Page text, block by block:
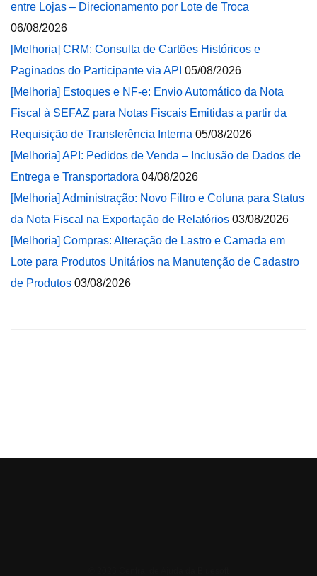
entre Lojas – Direcionamento por Lote de Troca
06/08/2026
[Melhoria] CRM: Consulta de Cartões Históricos e
Paginados do Participante via API 05/08/2026
[Melhoria] Estoques e NF-e: Envio Automático da Nota
Fiscal à SEFAZ para Notas Fiscais Emitidas a partir da
Requisição de Transferência Interna 05/08/2026
[Melhoria] API: Pedidos de Venda – Inclusão de Dados de
Entrega e Transportadora 04/08/2026
[Melhoria] Administração: Novo Filtro e Coluna para Status
da Nota Fiscal na Exportação de Relatórios 03/08/2026
[Melhoria] Compras: Alteração de Lastro e Camada em
Lote para Produtos Unitários na Manutenção de Cadastro
de Produtos 03/08/2026